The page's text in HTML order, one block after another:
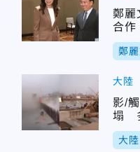
鄭麗
合
鄭
大陸
影/
塌
大陸